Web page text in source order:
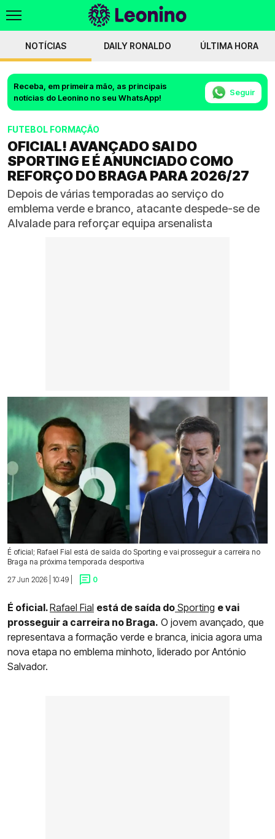
NOTÍCIAS DAILY RONALDO ÚLTIMA HORA
Receba, em primeira mão, as principais
notícias do Leonino no seu WhatsApp!
Seguir
FUTEBOL FORMAÇÃO
OFICIAL! AVANÇADO SAI DO
SPORTING E É ANUNCIADO COMO
REFORÇO DO BRAGA PARA 2026/27
Depois de várias temporadas ao serviço do
emblema verde e branco, atacante despede-se de
Alvalade para reforçar equipa arsenalista
É oficial; Rafael Fial está de saída do Sporting e vai prosseguir a carreira no
Braga na próxima temporada desportiva
27 Jun 2026 | 10:49 |
0
É oficial.Rafael Fial está de saída do Sporting e vai
prosseguir a carreira no Braga. O jovem avançado, que
representava a formação verde e branca, inicia agora uma
nova etapa no emblema minhoto, liderado por António
Salvador.